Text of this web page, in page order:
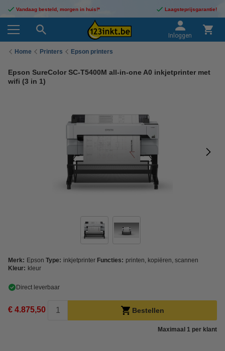
Vandaag besteld, morgen in huis!* Laagsteprijsgarantie!
Inloggen
Home Printers Epson printers
Epson SureColor SC-T5400M all-in-one A0 inkjetprinter met
wifi (3 in 1)
Merk: Epson Type: inkjetprinter Functies: printen, kopiëren, scannen
Kleur: kleur
Direct leverbaar
€ 4.875,50 Bestellen
Maximaal 1 per klant